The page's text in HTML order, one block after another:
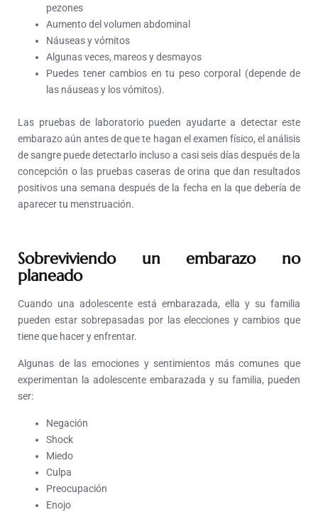
pezones
Aumento del volumen abdominal
Náuseas y vómitos
Algunas veces, mareos y desmayos
Puedes tener cambios en tu peso corporal (depende de
las náuseas y los vómitos).
Las pruebas de laboratorio pueden ayudarte a detectar este
embarazo aún antes de que te hagan el examen físico, el análisis
de sangre puede detectarlo incluso a casi seis días después de la
concepción o las pruebas caseras de orina que dan resultados
positivos una semana después de la fecha en la que debería de
aparecer tu menstruación.
Sobreviviendo un embarazo no
planeado
Cuando una adolescente está embarazada, ella y su familia
pueden estar sobrepasadas por las elecciones y cambios que
tiene que hacer y enfrentar.
Algunas de las emociones y sentimientos más comunes que
experimentan la adolescente embarazada y su familia, pueden
ser:
Negación
Shock
Miedo
Culpa
Preocupación
Enojo